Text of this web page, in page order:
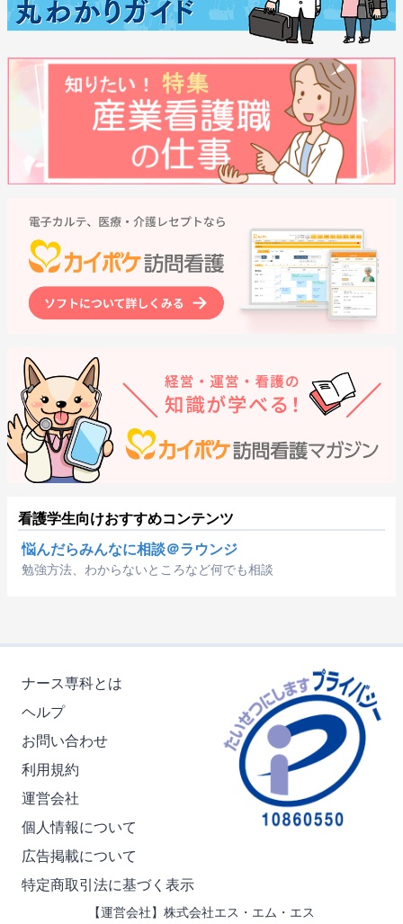
看護学生向けおすすめコンテンツ
悩んだらみんなに相談＠ラウンジ
勉強方法、わからないところなど何でも相談
ナース専科とは
ヘルプ
お問い合わせ
利用規約
運営会社
個人情報について
広告掲載について
特定商取引法に基づく表示
【運営会社】株式会社エス・エム・エス